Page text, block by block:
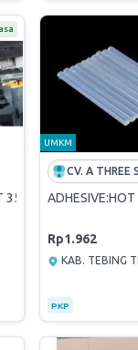
with PIS
UMKM
ADHESIVE:HOT
Rp1.962
KAB. TEBING
PKP